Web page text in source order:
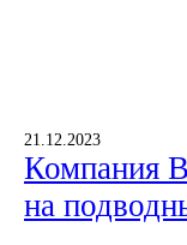
21.12.2023
Компания
на